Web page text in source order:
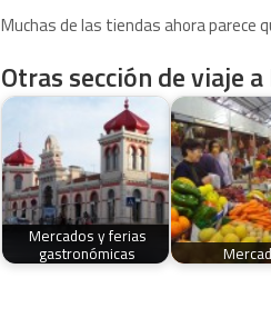
Muchas de las tiendas ahora
Otras sección de viaje
Mercados y ferias
gastronómicas